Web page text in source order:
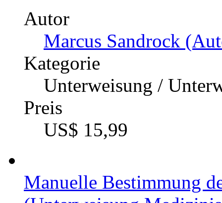
Autor
Marcus Sandrock
Kategorie
Unterweisung /
Preis
US$ 15,99
Manuelle Bestimmung